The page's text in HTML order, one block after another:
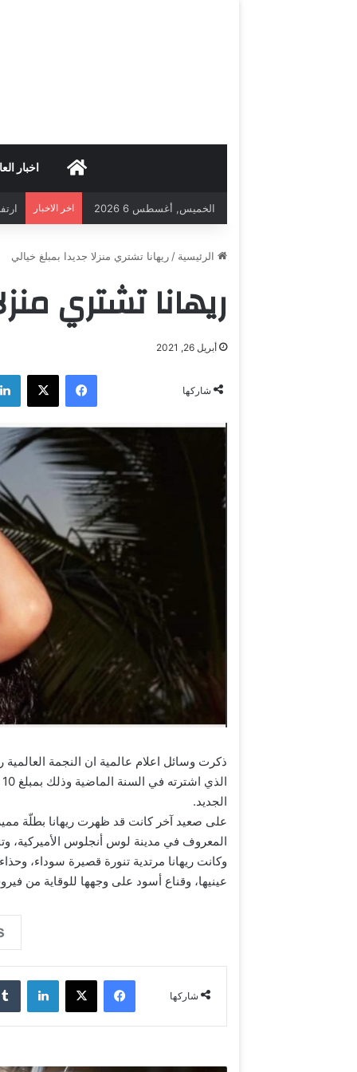
اخبار
الخميس, أغسطس 6 2026 اخر الاخبار
الرئيسية / ريهانا تشتري منزلا جديدا بمبلغ خيالي
ريهانا تشتري
أبريل 26, 2021
شاركها
فيسبوك ‫X
ذكرت وسائل اعلام عالمية ان النجمة
الجديد.
المعروف في مدينة لوس أنجلوس الأميركية،
وكانت ريهانا مرتدية تنورة قصيرة سوداء،
عينيها، وقناع أسود على وجهها للوقاية من
شاركها
فيسبوك ‫X لينكدإن